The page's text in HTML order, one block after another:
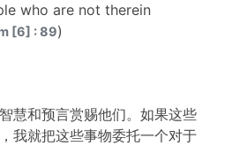
who are not therein
[6] : 89)
慧和预言赏赐他们。如果这些
我就把这些事物委托一个对于